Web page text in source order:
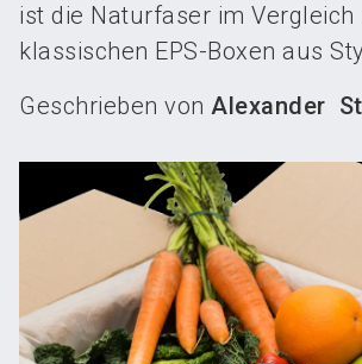
ist die Naturfaser im Vergleich
klassischen EPS-Boxen aus
Geschrieben von Alexander